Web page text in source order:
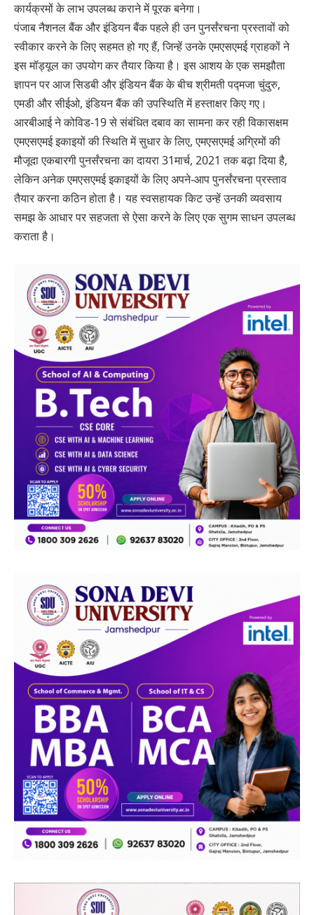
कार्यक्रमों के लाभ उपलब्ध कराने में पूरक बनेगा।
पंजाब नैशनल बैंक और इंडियन बैंक पहले ही उन पुनर्संरचना प्रस्तावों को
स्वीकार करने के लिए सहमत हो गए हैं, जिन्हें उनके एमएसएमई ग्राहकों ने
इस मॉड्यूल का उपयोग कर तैयार किया है। इस आशय के एक समझौता
ज्ञापन पर आज सिडबी और इंडियन बैंक के बीच श्रीमती पद्मजा चुंदुरु,
एमडी और सीईओ, इंडियन बैंक की उपस्थिति में हस्ताक्षर किए गए।
आरबीआई ने कोविड-19 से संबंधित दबाव का सामना कर रही विकासक्षम
एमएसएमई इकाइयों की स्थिति में सुधार के लिए, एमएसएमई अग्रिमों की
मौजूदा एकबारगी पुनर्संरचना का दायरा 31मार्च, 2021 तक बढ़ा दिया है,
लेकिन अनेक एमएसएमई इकाइयों के लिए अपने-आप पुनर्संरचना प्रस्ताव
तैयार करना कठिन होता है। यह स्वसहायक किट उन्हें उनकी व्यवसाय
समझ के आधार पर सहजता से ऐसा करने के लिए एक सुगम साधन उपलब्ध
कराता है।